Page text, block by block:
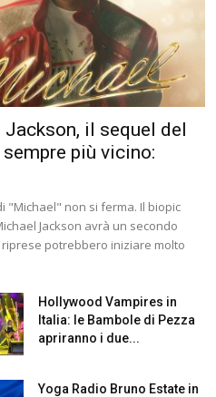
il sequel del
più vicino:
"Michael" non si ferma. Il biopic
Jackson avrà un secondo
riprese potrebbero iniziare molto
Hollywood Vampires in
Italia: le Bambole di Pezza
apriranno i due...
Yoga Radio Bruno Estate in